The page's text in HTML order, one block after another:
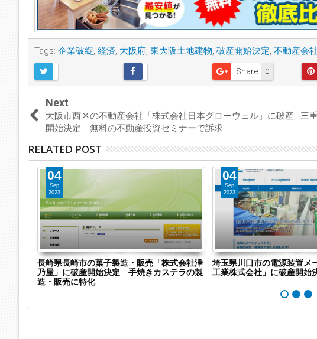
Tags: 企業破綻, 経済, 大阪府, 東大阪土地建物, 破産開始決定, 不動産会社
0
Share
Next
大阪市西区の不動産会社「株式会社日本グローウェル」に破産
開始決定 無料の不動産投資セミナーで訴求
三
RELATED POST
04
Sep
2023
長崎県長崎市の菓子製造・販売「株式会社澤
乃屋」に破産開始決定 手焼きカステラの製
造・販売に特化
04
Sep
2023
埼玉県川口市の電源装置メ
工業株式会社」に破産開始